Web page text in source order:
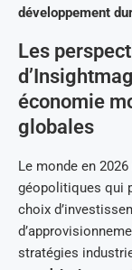
développement
Les
économie
globales
Le monde en
géopolitiques qui
choix
stratégies